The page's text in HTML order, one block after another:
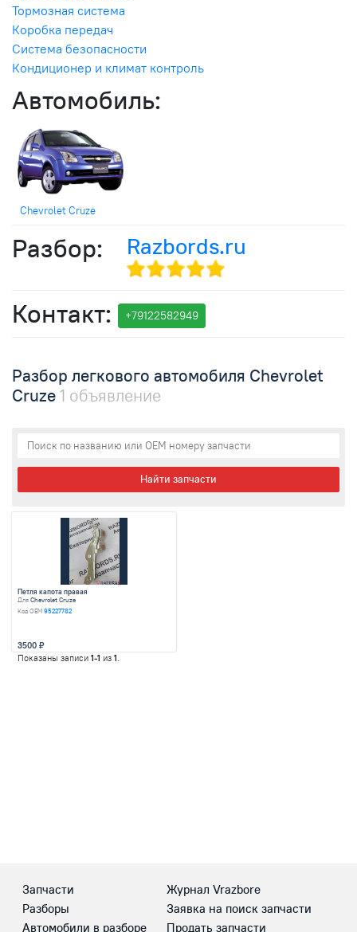
Тормозная система
Коробка передач
Система безопасности
Кондиционер и климат контроль
Автомобиль:
Chevrolet Cruze
Разбор: Razbords.ru
Контакт: +79122582949
Найти запчасти
Запчасти
Разборы
Автомобили в разборе
Журнал Vrazbore
Заявка на поиск запчасти
Продать запчасти